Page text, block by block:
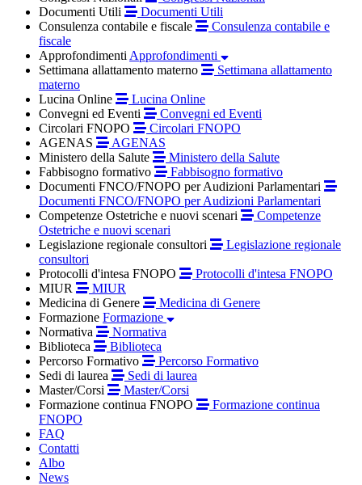
Documenti Utili
Documenti Utili
Consulenza contabile e fiscale
Consulenza contabile e
fiscale
Approfondimenti Approfondimenti
Settimana allattamento materno
Settimana allattamento
materno
Lucina Online
Lucina Online
Convegni ed Eventi
Convegni ed Eventi
Circolari FNOPO
Circolari FNOPO
AGENAS
AGENAS
Ministero della Salute
Ministero della Salute
Fabbisogno formativo
Fabbisogno formativo
Documenti FNCO/FNOPO per Audizioni Parlamentari
Documenti FNCO/FNOPO per Audizioni Parlamentari
Competenze Ostetriche e nuovi scenari
Competenze
Ostetriche e nuovi scenari
Legislazione regionale consultori
Legislazione regionale
consultori
Protocolli d'intesa FNOPO
Protocolli d'intesa FNOPO
MIUR
MIUR
Medicina di Genere
Medicina di Genere
Formazione Formazione
Normativa
Normativa
Biblioteca
Biblioteca
Percorso Formativo
Percorso Formativo
Sedi di laurea
Sedi di laurea
Master/Corsi
Master/Corsi
Formazione continua FNOPO
Formazione continua
FNOPO
FAQ
Contatti
Albo
News